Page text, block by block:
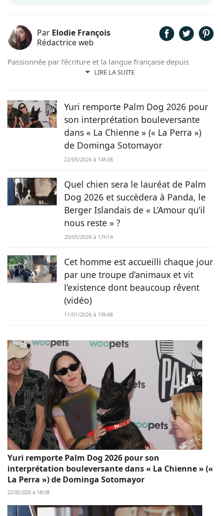
Par Elodie François
Rédactrice web
LIRE LA SUITE
Passionnée par l’écriture et la langue française depuis
toujours, j’aime jouer avec les mots et les faire vivre.
Yuri remporte Palm Dog 2026 pour
son interprétation bouleversante
dans « La Chienne » (« La Perra »)
de Dominga Sotomayor
22/05/2026 à 14h38
Quel chien sera le lauréat de Palm
Dog 2026 et succèdera à Panda, le
Berger Islandais de « L’Amour qu’il
nous reste » ?
20/05/2026 à 17h14
Cet homme est accueilli chaque jour
par une troupe d’animaux et vit
l’existence dont beaucoup rêvent
(vidéo)
11/01/2026 à 19h48
Yuri remporte Palm Dog 2026 pour son
interprétation bouleversante dans « La Chienne » («
La Perra ») de Dominga Sotomayor
22/05/2026 à 14h38